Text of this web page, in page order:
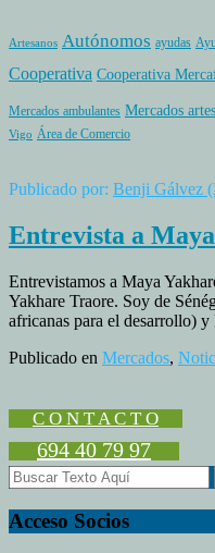
Artesanos Autónomos ayudas
Cooperativa Cooperativa
Mercados ambulantes Mercados
Vigo Área de Comercio
Publicado por: Benji Gálvez
Entrevista a
Entrevistamos a Maya
Yakhare Traore. Soy de
africanas para el desarrollo)
Publicado en Mercados,
C O N T A C T O
694 40 79 97
Acceso Socios